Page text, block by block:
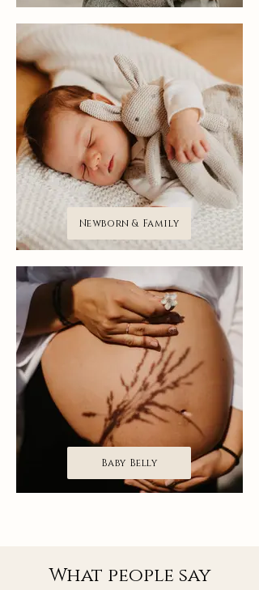
Newborn & Family
Baby Belly
What people say